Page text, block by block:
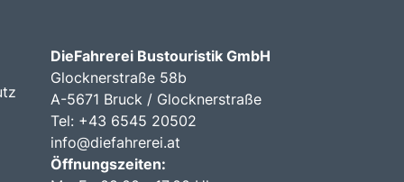
DieFahrerei Bustouristik GmbH
Glocknerstraße 58b
A-5671 Bruck / Glocknerstraße
Tel: +43 6545 20502
info@diefahrerei.at
Öffnungszeiten: